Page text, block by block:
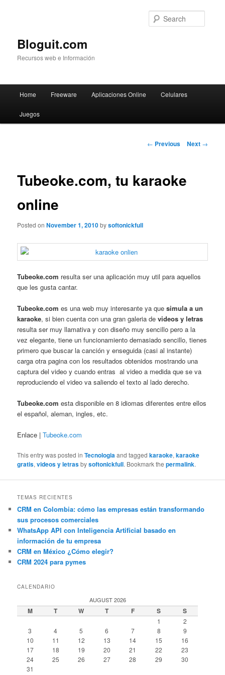
Bloguit.com
Recursos web e Información
Skip
to
Home Freeware Aplicaciones Online Celulares
Juegos
Post
← Previous Next →
Tubeoke.com, tu karaoke
online
Posted onNovember 1, 2010bysoftonickfull
Tubeoke.com resulta ser una aplicación muy util para aquellos
que les gusta cantar.
Tubeoke.comes una web muy interesante ya quesimula a un
karaoke, si bien cuenta con una gran galeria devideos y letras
resulta ser muy llamativa y con diseño muy sencillo pero a la
vez elegante, tiene un funcionamiento demasiado sencillo, tienes
primero que buscar la canción y enseguida (casi al instante)
carga otra pagina con los resultados obtenidos mostrando una
captura del video y cuando entras al video a medida que se va
reproduciendo el video va saliendo el texto al lado derecho.
Tubeoke.com esta disponible en 8 idiomas diferentes entre ellos
el español, aleman, ingles, etc.
Enlace |Tubeoke.com
This entry was posted inTecnologiaand taggedkaraoke,karaoke
gratis,videos y letrasbysoftonickfull. Bookmark thepermalink.
TEMAS RECIENTES
CRM en Colombia: cómo las empresas están transformando
sus procesos comerciales
WhatsApp API con Inteligencia Artificial basado en
información de tu empresa
CRM en México ¿Cómo elegir?
CRM 2024 para pymes
CALENDARIO
AUGUST 2026
M T W T F S S
1
2
3
4 5 6 7 8
9
10
11 12 13 14 15
16
17
18 19 20 21 22
23
24
25 26 27 28 29
30
31